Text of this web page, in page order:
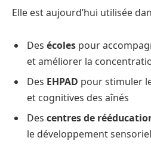
Elle est aujourd’hui utilisée
Des écoles pour
et améliorer la
Des EHPAD pour stimuler
et cognitives des aînés
Des centres de
le développement sensoriel